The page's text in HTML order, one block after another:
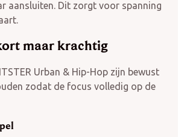
aansluiten. Dit zorgt voor spanning
maar krachtig
Urban & Hip-Hop zijn bewust
zodat de focus volledig op de